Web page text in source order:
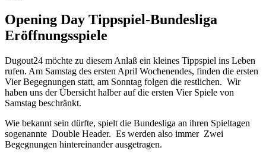
Opening Day Tippspiel-Bundesliga
Eröffnungsspiele
Dugout24 möchte zu diesem Anlaß ein kleines Tippspiel ins Leben
rufen. Am Samstag des ersten April Wochenendes, finden die ersten
Vier Begegnungen statt, am Sonntag folgen die restlichen. Wir
haben uns der Übersicht halber auf die ersten Vier Spiele von
Samstag beschränkt.
Wie bekannt sein dürfte, spielt die Bundesliga an ihren Spieltagen
sogenannte Double Header. Es werden also immer Zwei
Begegnungen hintereinander ausgetragen.